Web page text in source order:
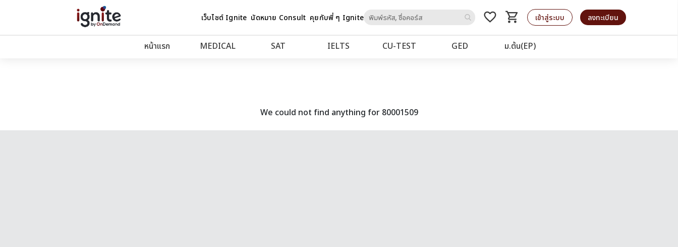
เว็บไซต์ Ignite นัดหมาย Consult คุยกับพี่ ๆ Igniteto
favorite_border shopping_cart
รถเข็น เข้าสู่ระบบ ลงทะเบียน
หน้าแรก MEDICAL SAT IELTS CU‑TEST GED ม.ต้น(EP)
We could not find anything for 80001509